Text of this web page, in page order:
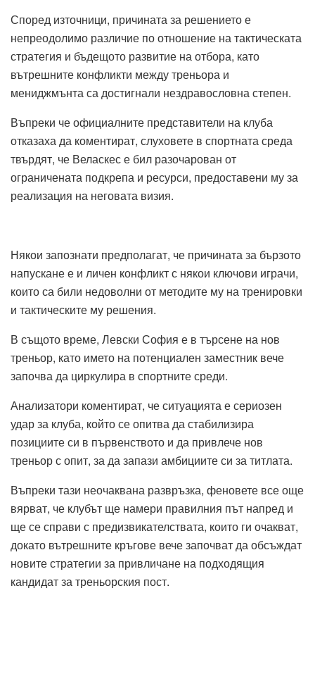
Според източници, причината за решението е
непреодолимо различие по отношение на тактическата
стратегия и бъдещото развитие на отбора, като
вътрешните конфликти между треньора и
мениджмънта са достигнали нездравословна степен.
Въпреки че официалните представители на клуба
отказаха да коментират, слуховете в спортната среда
твърдят, че Веласкес е бил разочарован от
ограничената подкрепа и ресурси, предоставени му за
реализация на неговата визия.
Някои запознати предполагат, че причината за бързото
напускане е и личен конфликт с някои ключови играчи,
които са били недоволни от методите му на тренировки
и тактическите му решения.
В същото време, Левски София е в търсене на нов
треньор, като името на потенциален заместник вече
започва да циркулира в спортните среди.
Анализатори коментират, че ситуацията е сериозен
удар за клуба, който се опитва да стабилизира
позициите си в първенството и да привлече нов
треньор с опит, за да запази амбициите си за титлата.
Въпреки тази неочаквана развръзка, феновете все още
вярват, че клубът ще намери правилния път напред и
ще се справи с предизвикателствата, които ги очакват,
докато вътрешните кръгове вече започват да обсъждат
новите стратегии за привличане на подходящия
кандидат за треньорския пост.